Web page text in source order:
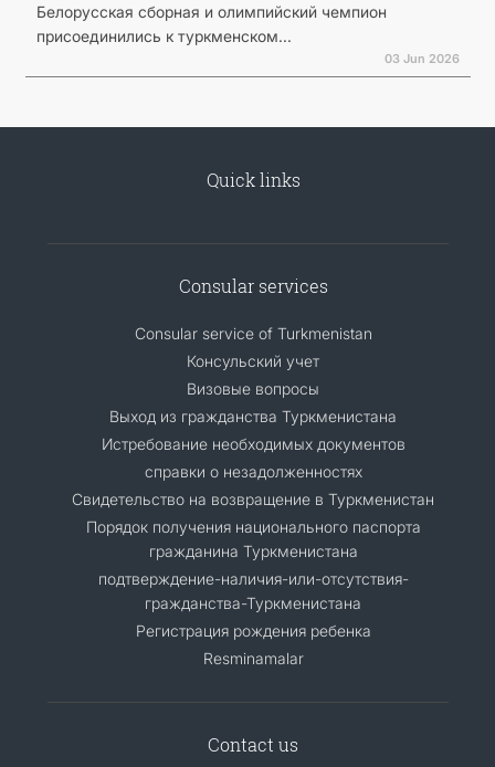
Белорусская сборная и олимпийский чемпион
присоединились к туркменском...
03 Jun 2026
Quick links
Consular services
Consular service of Turkmenistan
Консульский учет
Визовые вопросы
Выход из гражданства Туркменистана
Истребование необходимых документов
справки о незадолженностях
Свидетельство на возвращение в Туркменистан
Порядок получения национального паспорта
гражданина Туркменистана
подтверждение-наличия-или-отсутствия-
гражданства-Туркменистана
Регистрация рождения ребенка
Resminamalar
Contact us